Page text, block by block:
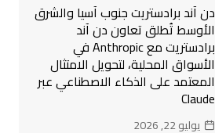
دن آند برادستريت جنوب آسيا والشرق
الأوسط تُطلق تعاون دن آند
برادستريت مع Anthropic في
الأسواق المحلية، لتحويل الامتثال
المعتمد على الذكاء الاصطناعي عبر
Claude
يوليو 22, 2026